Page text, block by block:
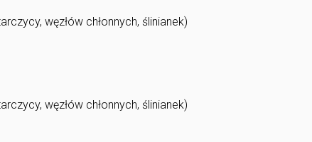
węzłów chłonnych, ślinianek)
węzłów chłonnych, ślinianek)